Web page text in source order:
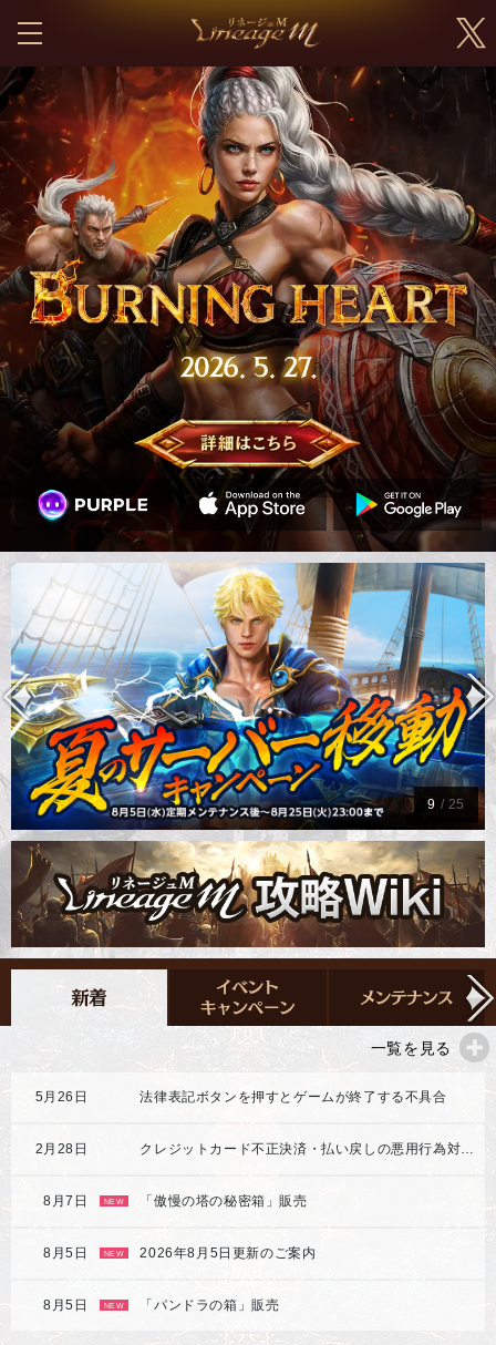
9 / 25
一覧を見る
5月26日 法律表記ボタンを押すとゲームが終了する不具合
2月28日
8月7日 NEW 「傲慢の塔の秘密箱」販売
8月5日 NEW 2026年8月5日更新のご案内
8月5日 NEW 「パンドラの箱」販売